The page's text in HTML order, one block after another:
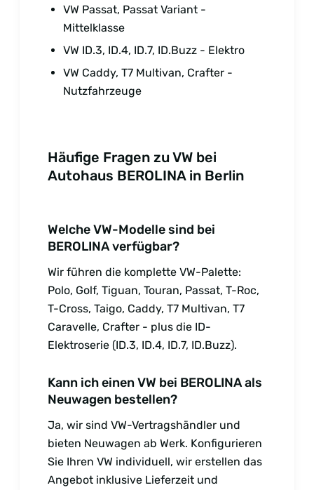
VW Passat, Passat Variant -
Mittelklasse
VW ID.3, ID.4, ID.7, ID.Buzz - Elektro
VW Caddy, T7 Multivan, Crafter -
Nutzfahrzeuge
Häufige Fragen zu VW bei
Autohaus BEROLINA in Berlin
Welche VW-Modelle sind bei
BEROLINA verfügbar?
Wir führen die komplette VW-Palette:
Polo, Golf, Tiguan, Touran, Passat, T-Roc,
T-Cross, Taigo, Caddy, T7 Multivan, T7
Caravelle, Crafter - plus die ID-
Elektroserie (ID.3, ID.4, ID.7, ID.Buzz).
Kann ich einen VW bei BEROLINA als
Neuwagen bestellen?
Ja, wir sind VW-Vertragshändler und
bieten Neuwagen ab Werk. Konfigurieren
Sie Ihren VW individuell, wir erstellen das
Angebot inklusive Lieferzeit und